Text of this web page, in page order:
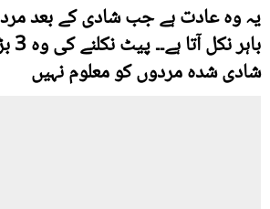
یہ وہ عادت ہے جب شادی کے بعد
شادی شدہ مردوں کو معلوم نہیں